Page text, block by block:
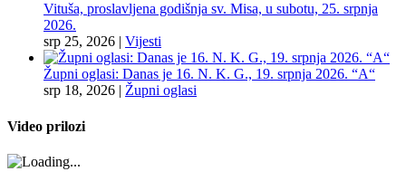
Vituša, proslavljena godišnja sv. Misa, u subotu, 25. srpnja
2026.
srp 25, 2026
Vijesti
Župni oglasi: Danas je 16. N. K. G., 19. srpnja 2026. “A“
srp 18, 2026
Župni oglasi
Video prilozi